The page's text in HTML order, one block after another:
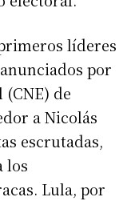
líderes
por
de
a Nicolás
escrutadas,
los
Lula, por